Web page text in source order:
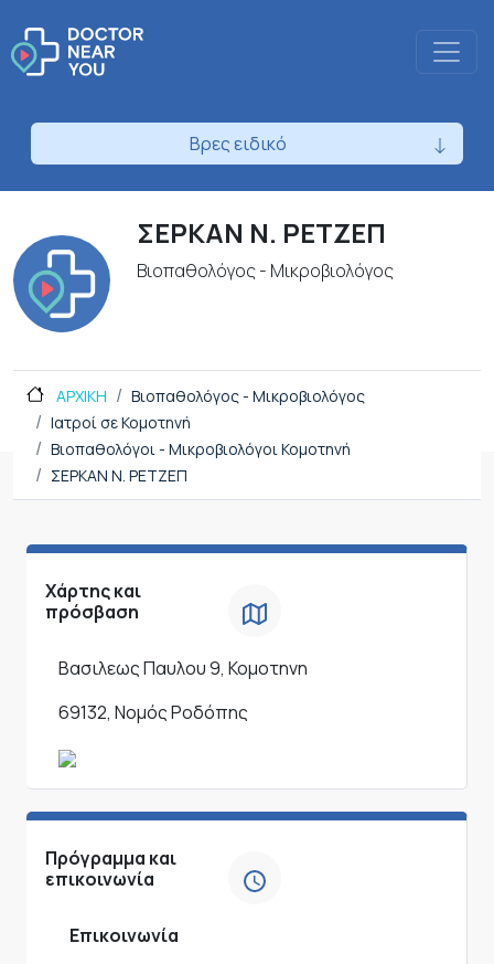
Βρες ειδικό
ΣΕΡΚΑΝ Ν. ΡΕΤΖΕΠ
Βιοπαθολόγος - Μικροβιολόγος
ΑΡΧΙΚΗ
Βιοπαθολόγος - Μικροβιολόγος
Ιατροί σε Κομοτηνή
Βιοπαθολόγοι - Μικροβιολόγοι Κομοτηνή
ΣΕΡΚΑΝ Ν. ΡΕΤΖΕΠ
Χάρτης και
πρόσβαση
Βασιλεως Παυλου 9, Κομοτηνη
69132, Νομός Ροδόπης
Πρόγραμμα και
επικοινωνία
Επικοινωνία